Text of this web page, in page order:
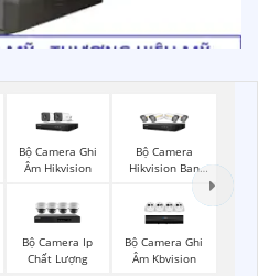
Bộ Camera Ghi
Âm Hikvision
Bộ Camera
Hikvision Ban
Đêm Có Màu
Bộ Camera Ip
Chất Lượng
Bộ Camera Ghi
Âm Kbvision